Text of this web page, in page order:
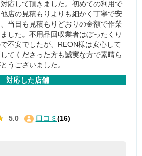
応して頂きました。初めての利用で
店の見積もりよりも細かく丁寧で安
当日も見積もりどおりの金額で作業
した。不用品回収業者はぼったくり
不安でしたが、REON様は安心して
てくださった方も誠実な方で素晴ら
うございました。
対応した店舗
5.0 口コミ (16)